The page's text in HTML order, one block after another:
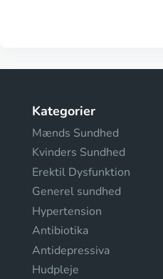
Kategorier
Mænds Sundhed
Kvinders Sundhed
Erektil Dysfunktion
Generel sundhed
Hypertension
Antibiotika
Antidepressiva
Hudpleje